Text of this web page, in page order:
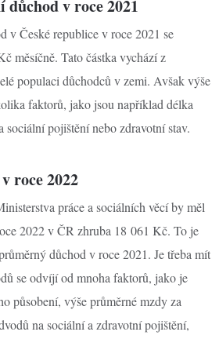
v roce 2021
v České republice v roce 2021 se
měsíčně. Tato částka vychází z
populaci důchodců v zemi. Avšak výše
faktorů, jako jsou například délka
sociální pojištění nebo zdravotní stav.
roce 2022
práce a sociálních věcí by měl
2022 v ČR zhruba 18 061 Kč. To je
důchod v roce 2021. Je třeba mít
se odvíjí od mnoha faktorů, jako je
působení, výše průměrné mzdy za
na sociální a zdravotní pojištění,